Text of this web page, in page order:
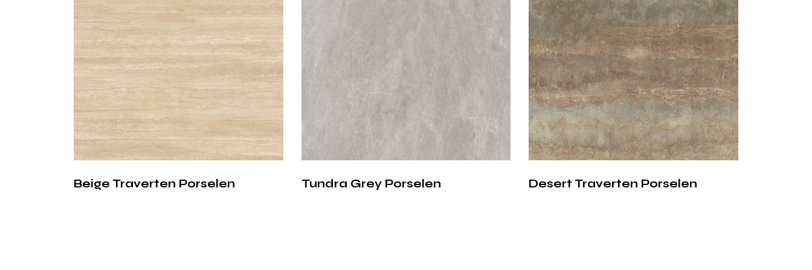
Doğal taşa kıyasla çok daha düşük bakım gereksinimi sunan
porselen yüzeyler, uzun ömürlü ve sürdürülebilir çözümler
üretir. Mystic Gold Porselen;
– Leke tutmayan yüzeyi
– Kolay temizlenebilir yapısı
– UV ışınlarına karşı dayanıklılığı
– Renk ve desen stabilitesi
ile hem konut hem de ticari projeler için güvenli bir tercihtir.
Kullanım Alanları
Mystic Gold Porselen çok yönlü kullanım imkânı sunar.
Beige Traverten Porselen Tundra Grey Porselen Desert Traverten Porselen